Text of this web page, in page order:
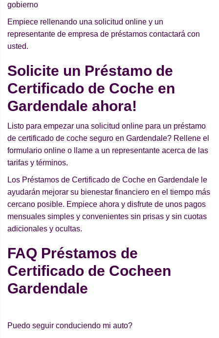
gobierno
Empiece rellenando una solicitud online y un
representante de empresa de préstamos contactará con
usted.
Solicite un Préstamo de
Certificado de Coche en
Gardendale ahora!
Listo para empezar una solicitud online para un préstamo
de certificado de coche seguro en Gardendale? Rellene el
formulario online o llame a un representante acerca de las
tarifas y términos.
Los Préstamos de Certificado de Coche en Gardendale le
ayudarán mejorar su bienestar financiero en el tiempo más
cercano posible. Empiece ahora y disfrute de unos pagos
mensuales simples y convenientes sin prisas y sin cuotas
adicionales y ocultas.
FAQ Préstamos de
Certificado de Cocheen
Gardendale
Puedo seguir conduciendo mi auto?